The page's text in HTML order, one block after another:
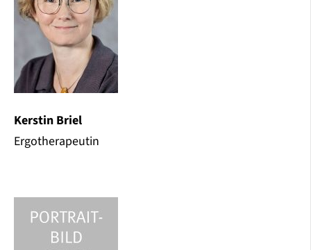
Kerstin Briel
Ergotherapeutin